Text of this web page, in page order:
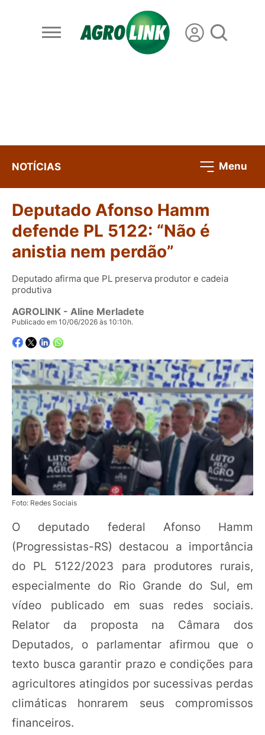
NOTÍCIAS Menu
Deputado Afonso Hamm
defende PL 5122: “Não é
anistia nem perdão”
Deputado afirma que PL preserva produtor e cadeia
produtiva
AGROLINK - Aline Merladete
Publicado em 10/06/2026 às 10:10h.
Foto: Redes Sociais
O deputado federal Afonso Hamm
(Progressistas-RS) destacou a importância
do PL 5122/2023 para produtores rurais,
especialmente do Rio Grande do Sul, em
vídeo publicado em suas redes sociais.
Relator da proposta na Câmara dos
Deputados, o parlamentar afirmou que o
texto busca garantir prazo e condições para
agricultores atingidos por sucessivas perdas
climáticas honrarem seus compromissos
financeiros.